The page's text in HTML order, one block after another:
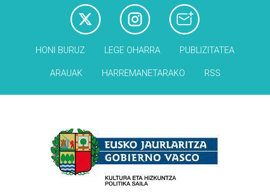
HONI BURUZ LEGE OHARRA PUBLIZITATEA
ARAUAK HARREMANETARAKO RSS